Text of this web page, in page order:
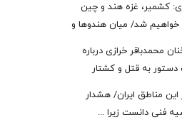
کشمیر، غزه هند و چین
خواهیم شد/ میان هندوها و
محمدباقر خرازی درباره
دستور به قتل و کشتار
مناطق ایران/ هشدار
فنی دانست زیرا ...